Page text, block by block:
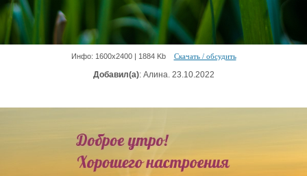
Инфо: 1600х2400 | 1884 Kb Скачать / обсудить
Добавил(а): Алина. 23.10.2022